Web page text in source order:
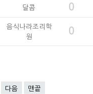
달콤 0
음식나라조리학
원
0
다음 맨끝